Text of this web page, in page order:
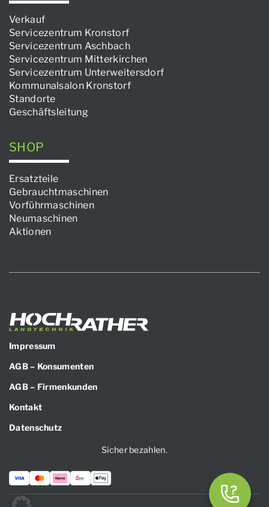
Verkauf
Servicezentrum Kronstorf
Servicezentrum Aschbach
Servicezentrum Mitterkirchen
Servicezentrum Unterweitersdorf
Kommunalsalon Kronstorf
Standorte
Geschäftsleitung
SHOP
Ersatzteile
Gebrauchtmaschinen
Vorführmaschinen
Neumaschinen
Aktionen
Impressum
AGB – Konsumenten
AGB – Firmenkunden
Kontakt
Datenschutz
Sicher bezahlen.